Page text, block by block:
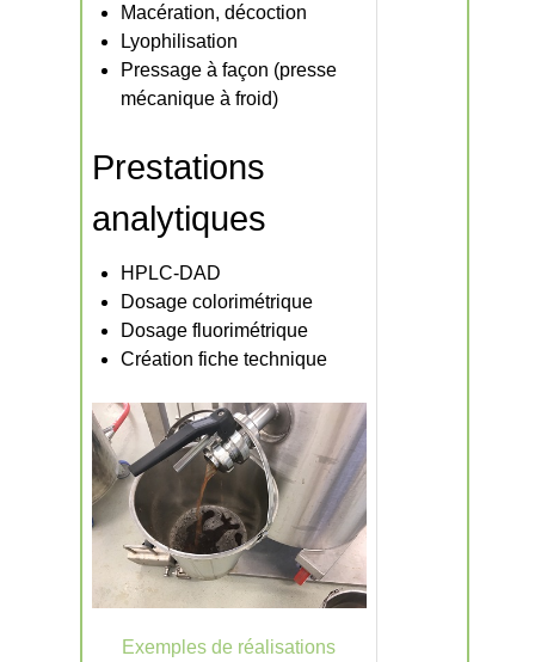
Macération, décoction
Lyophilisation
Pressage à façon (presse
mécanique à froid)
Prestations
analytiques
HPLC-DAD
Dosage colorimétrique
Dosage fluorimétrique
Création fiche technique
Exemples de réalisations